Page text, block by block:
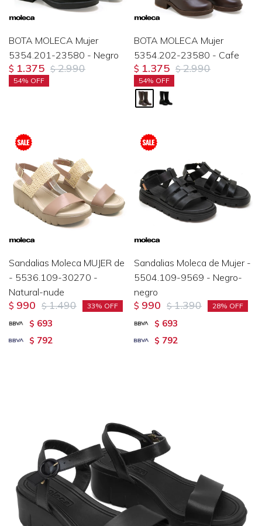
BOTA MOLECA Mujer
5354.201-23580 - Negro
$ 1.375 $ 2.990
54
BOTA MOLECA Mujer
5354.202-23580 - Cafe
$ 1.375 $ 2.990
54
Sandalias Moleca MUJER de
- 5536.109-30270 -
Natural-nude
$ 990 $ 1.490 33
$ 693
$ 792
Sandalias Moleca de Mujer -
5504.109-9569 - Negro-
negro
$ 990 $ 1.390 28
$ 693
$ 792